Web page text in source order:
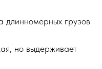
длинномерных грузов
но выдерживает